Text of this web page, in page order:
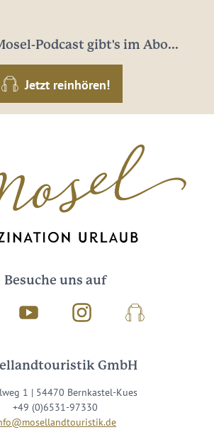
Podcast gibt's im Abo...
Jetzt reinhören!
Besuche uns auf
Youtube InstagramPodcast
GmbH
1 | 54470 Bernkastel-Kues
+49 (0)6531-97330